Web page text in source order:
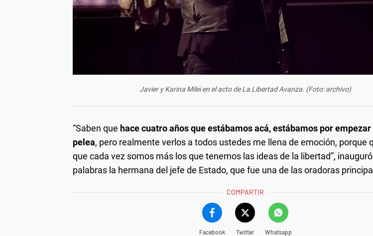
Javier y Karina Milei en el acto de La Libertad Avanza. (Foto: archivo)
“Saben que hace cuatro años que estábamos acá, estábamos por empezar
pelea, pero realmente verlos a todos ustedes me llena de emoción, porque
que cada vez somos más los que tenemos las ideas de la libertad”,
palabras la hermana del jefe de Estado, que fue una de las oradoras
COMPARTIR
Facebook Twitter Whatsapp